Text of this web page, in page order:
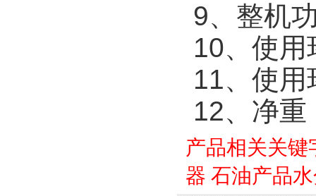
9、整
10、使
11、使
12、
产品相关关
器 石油产品